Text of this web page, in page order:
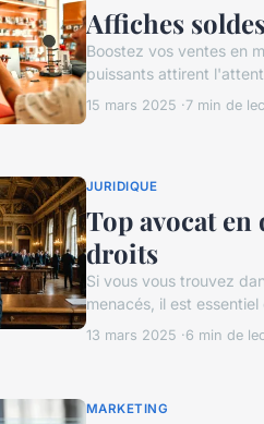
Affiches
Boostez vos ventes en
puissants attirent
15 mars 2025 7 min de
JURIDIQUE
Top avocat
droits
Si vous vous trouvez
menacés, il est essentiel
13 mars 2025 6 min de
MARKETING